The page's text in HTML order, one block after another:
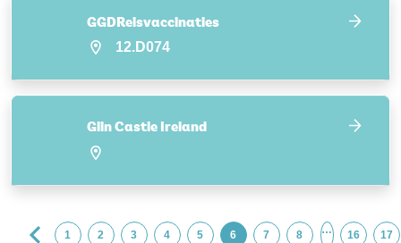
GGDReisvaccinaties
12.D074
Glin Castle Ireland
1 2 3 4 5 6 7 8 … 16 17